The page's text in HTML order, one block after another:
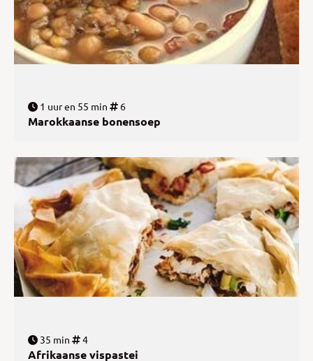
1 uur en 55 min 6
Marokkaanse bonensoep
35 min 4
Afrikaanse vispastei